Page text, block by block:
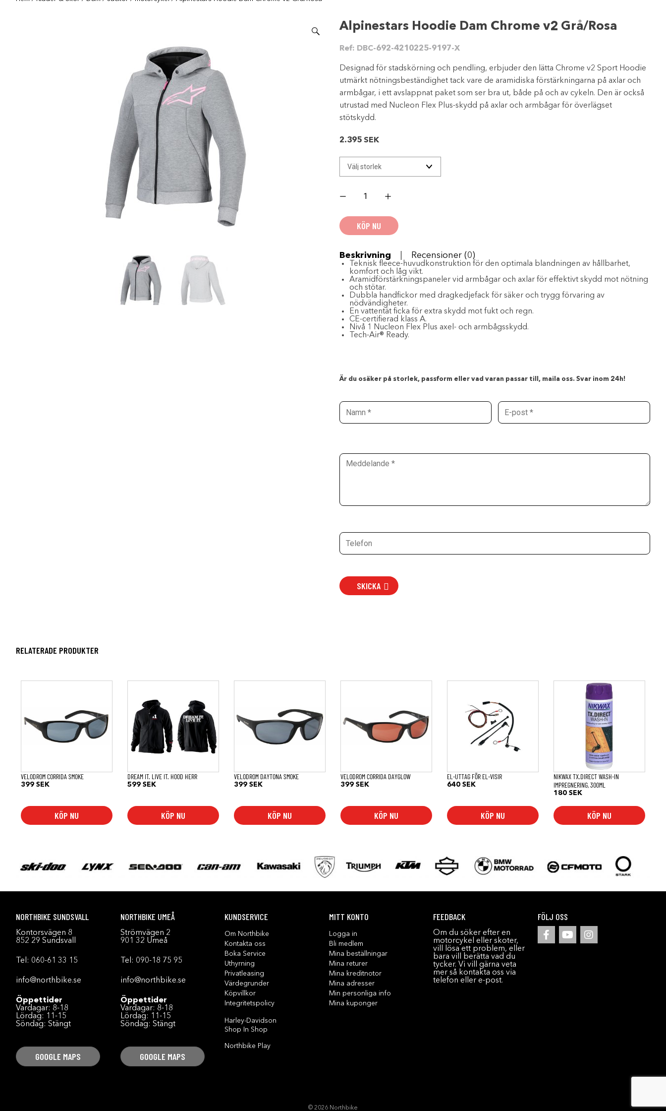
Alpinestars Hoodie Dam Chrome v2 Grå/Rosa
Ref: DBC-692-4210225-9197-X
Designad för stadskörning och pendling, erbjuder den lätta Chrome v2 Sport Hoodie
utmärkt nötningsbeständighet tack vare de aramidiska förstärkningarna på axlar och
armbågar, i ett avslappnat paket som ser bra ut, både på och av cykeln. Den är också
utrustad med Nucleon Flex Plus-skydd på axlar och armbågar för överlägset
stötskydd.
2.395 SEK
Hoodie
Grå/Rosa
mängd
KÖP NU
Beskrivning Recensioner (0)
Teknisk fleece-huvudkonstruktion för den optimala blandningen av hållbarhet,
komfort och låg vikt.
Aramidförstärkningspaneler vid armbågar och axlar för effektivt skydd mot nötning
och stötar.
Dubbla handfickor med dragkedjefack för säker och trygg förvaring av
nödvändigheter.
En vattentät ficka för extra skydd mot fukt och regn.
CE-certifierad klass A.
Nivå 1 Nucleon Flex Plus axel- och armbågsskydd.
Tech-Air® Ready.
Är du osäker på storlek, passform eller vad varan passar till, maila oss. Svar inom 24h!
SKICKA
RELATERADE PRODUKTER
VELODROM CORRIDA SMOKE
399 SEK
KÖP NU
DREAM IT. LIVE IT. HOOD HERR
599SEK
KÖP NU
produkten
flera
varianter.
De
olika
alternativen
på
produktsidan
VELODROM DAYTONA SMOKE
399SEK
KÖP NU
VELODROM CORRIDA DAYGLOW
399SEK
KÖP NU
EL-UTTAG FÖR EL-VISIR
640SEK
KÖP NU
NIKWAX TX.DIRECT WASH-IN
IMPREGNERING, 300ML
180SEK
KÖP NU
NORTHBIKE SUNDSVALL
Kontorsvägen 8
852 29 Sundsvall
Tel: 060-61 33 15
info@northbike.se
Öppettider
Vardagar: 8-18
Lördag: 11-15
Söndag: Stängt
GOOGLE MAPS
NORTHBIKE UMEÅ
Strömvägen 2
901 32 Umeå
Tel: 090-18 75 95
info@northbike.se
Öppettider
Vardagar: 8-18
Lördag: 11-15
Söndag: Stängt
GOOGLE MAPS
KUNDSERVICE
Om Northbike
Kontakta oss
Boka Service
Uthyrning
Privatleasing
Värdegrunder
Köpvillkor
Integritetspolicy
Harley-Davidson
Shop In Shop
Northbike Play
MITT KONTO
Logga in
Bli medlem
Mina beställningar
Mina returer
Mina kreditnotor
Mina adresser
Min personliga info
Mina kuponger
FEEDBACK
Om du söker efter en
motorcykel eller skoter,
vill lösa ett problem, eller
bara vill berätta vad du
tycker. Vi vill gärna veta
mer så kontakta oss via
telefon eller e-post.
FÖLJ OSS
© 2026 Northbike